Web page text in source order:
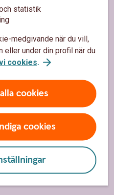
statistik
medgivande när du vill,
eller under din profil när du
cookies.
cookies
cookies